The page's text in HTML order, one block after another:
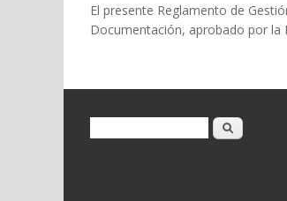
El presente Reglamento de
Documentación, aprobado por la
Formulario de búsqueda
Buscar